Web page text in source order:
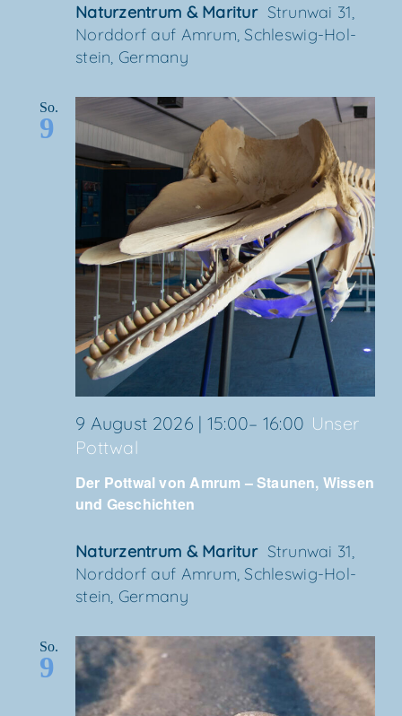
Natur­zen­trum & Maritur Strun­wai 31,
Nord­dorf auf Amrum, Schles­wig-Hol­
stein, Germany
So.
9
Der Pott­wal von Amrum – Stau­nen, Wis­sen
und Geschichten
9 August 2026 | 15:00– 16:00 Unser
Pott­wal
Natur­zen­trum & Maritur Strun­wai 31,
Nord­dorf auf Amrum, Schles­wig-Hol­
stein, Germany
So.
9